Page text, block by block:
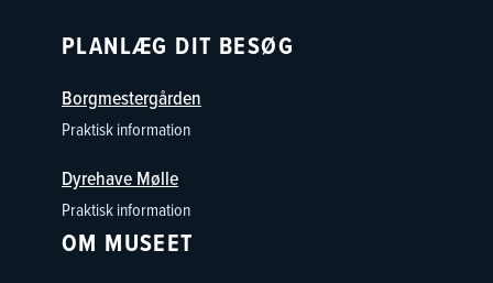
PLANLÆG DIT BESØG
Borgmestergården
Praktisk information
Dyrehave Mølle
Praktisk information
OM MUSEET